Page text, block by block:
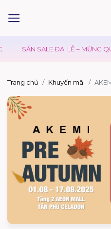
SĂN SALE ĐẠI LỄ – MỪNG
Trang chủ Khuyến mãi